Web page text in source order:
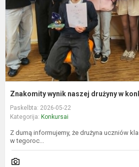
Znakomity wynik naszej drużyny w
Paskelbta: 2026-05-22
Kategorija: Konkursai
Z dumą informujemy, że drużyna uczniów
w tegoroc...